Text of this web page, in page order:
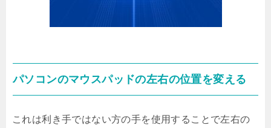
パソコンのマウスパッドの左右の位置を変える
これは利き手ではない方の手を使用することで左右の